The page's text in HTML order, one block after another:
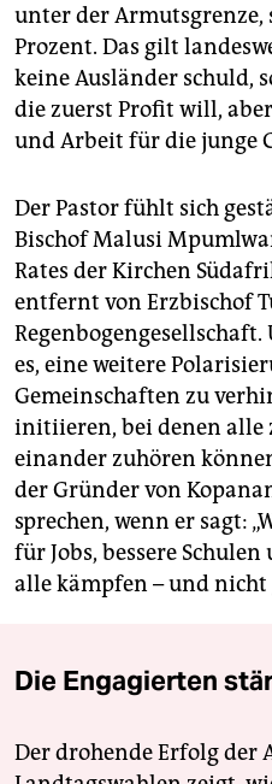
unter der Armutsgrenze,
Prozent. Das gilt
keine Ausländer schuld,
die zuerst Profit will,
und Arbeit für die junge
Der Pastor fühlt sich
Bischof Malusi
Rates der Kirchen
entfernt von Erzbischof
es, eine weitere
Gemeinschaften zu
initiieren, bei denen alle
einander zuhören
der Gründer von
sprechen, wenn er sagt:
für Jobs, bessere
alle kämpfen – und nicht
Die Engagierten
Der drohende Erfolg der